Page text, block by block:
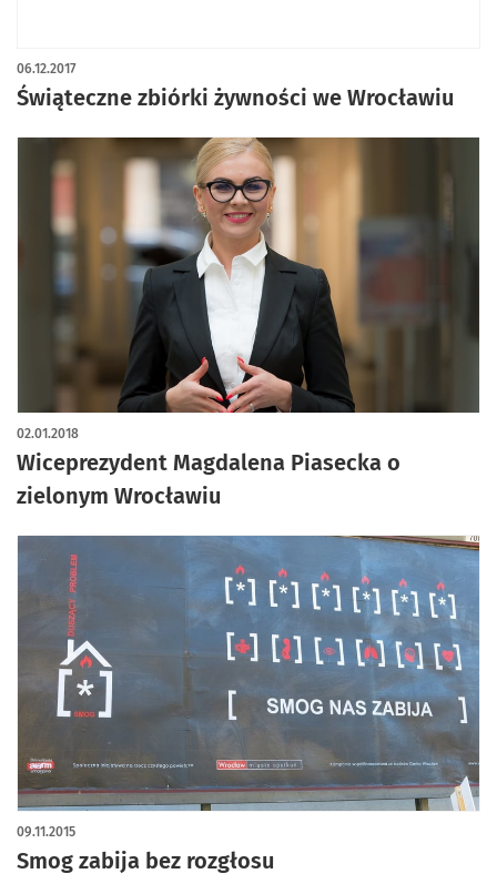
Świąteczne zbiórki żywności we Wrocławiu
06.12.2017
Wiceprezydent Magdalena Piasecka o
zielonym Wrocławiu
02.01.2018
Smog zabija bez rozgłosu
09.11.2015